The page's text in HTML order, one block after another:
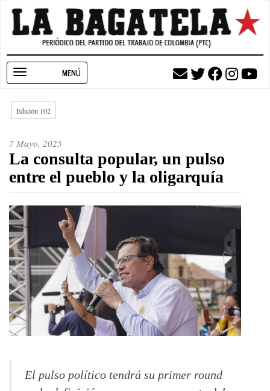
Pasar
contenido
navigation
Edición 102
7 Mayo, 2025
La consulta popular, un pulso
entre el pueblo y la oligarquía
El pulso político tendrá su primer round